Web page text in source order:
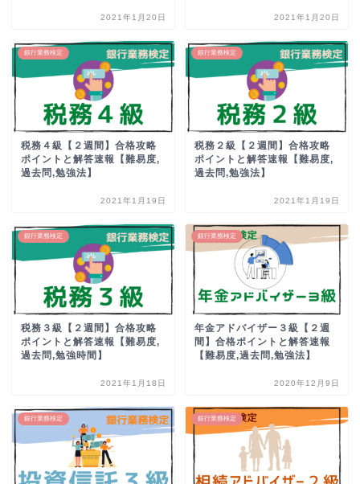
2021年1月20日 2021年1月20日
銀行業務検定
税務４級【２週間】合格攻略
ポイントと解答速報【難易度,
過去問,勉強法】
2021年1月19日
銀行業務検定
税務２級【２週間】合格攻略
ポイントと解答速報【難易度,
過去問,勉強法】
2021年1月19日
銀行業務検定
税務３級【２週間】合格攻略
ポイントと解答速報【難易度,
過去問,勉強時間】
2021年1月18日
銀行業務検定
年金アドバイザー３級【２週
間】合格ポイントと解答速報
【難易度,過去問,勉強法】
2020年12月9日
銀行業務検定 銀行業務検定